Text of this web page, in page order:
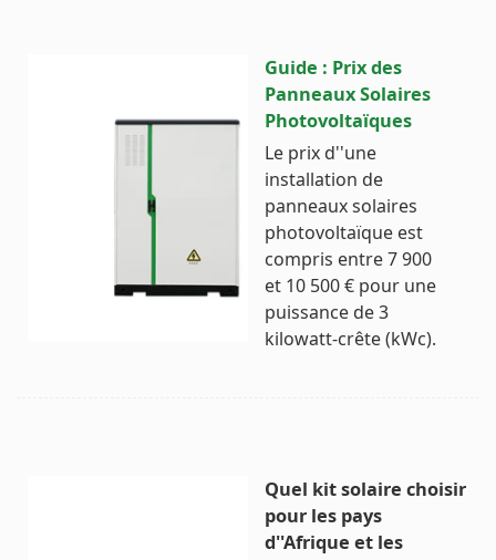
Guide : Prix des
Panneaux Solaires
Photovoltaïques
Le prix d''une
installation de
panneaux solaires
photovoltaïque est
compris entre 7 900
et 10 500 € pour une
puissance de 3
kilowatt-crête (kWc).
Quel kit solaire choisir
pour les pays
d''Afrique et les